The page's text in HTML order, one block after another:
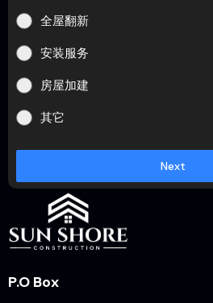
全屋翻新
安装服务
房屋加建
其它
Next
P.O Box